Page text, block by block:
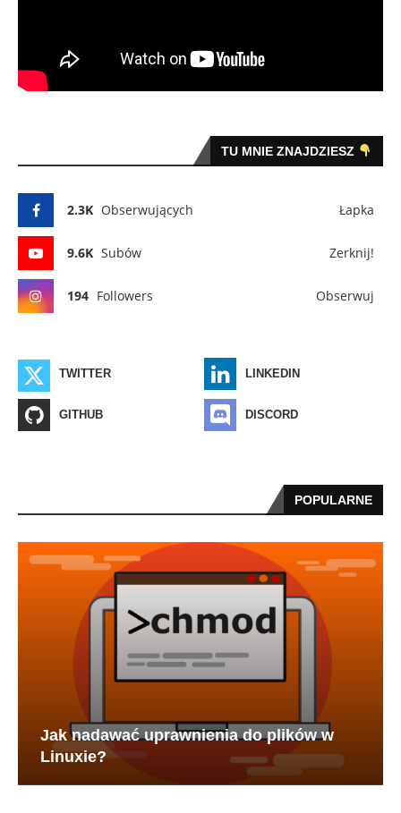
TU MNIE ZNAJDZIESZ
2.3K Obserwujących Łapka
9.6K Subów Zerknij!
194 Followers Obserwuj
TWITTER LINKEDIN
GITHUB DISCORD
POPULARNE
Jak nadawać uprawnienia do plików w
Linuxie?